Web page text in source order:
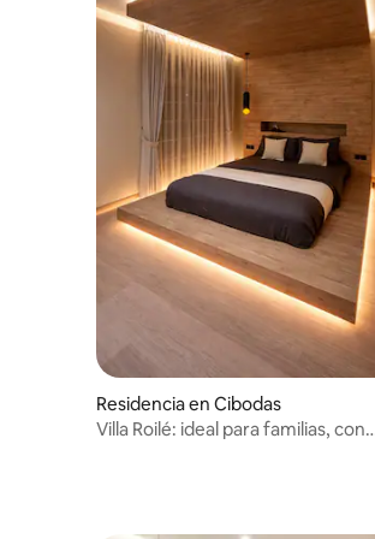
Residencia en Cibodas
Villa Roilé: ideal para familias, con